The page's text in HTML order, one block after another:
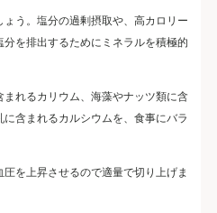
う。塩分の過剰摂取や、高カロリー
を排出するためにミネラルを積極的
まれるカリウム、海藻やナッツ類に含
含まれるカルシウムを、食事にバラ
を上昇させるので適量で切り上げま